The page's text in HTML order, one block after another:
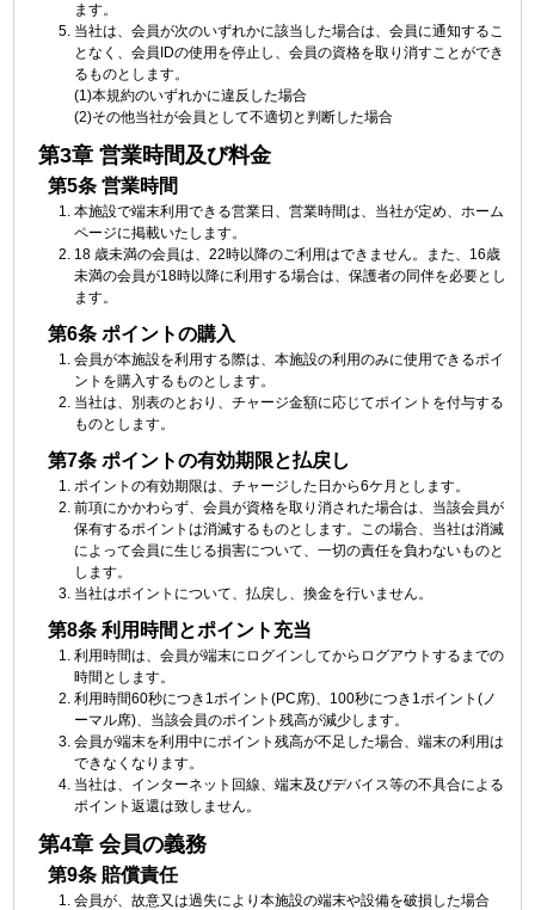
ます。
当社は、会員が次のいずれかに該当した場合は、会員に通知するこ
となく、会員IDの使用を停止し、会員の資格を取り消すことができ
るものとします。
(1)本規約のいずれかに違反した場合
(2)その他当社が会員として不適切と判断した場合
第3章 営業時間及び料金
第5条 営業時間
本施設で端末利用できる営業日、営業時間は、当社が定め、ホーム
ページに掲載いたします。
18 歳未満の会員は、22時以降のご利用はできません。また、16歳
未満の会員が18時以降に利用する場合は、保護者の同伴を必要とし
ます。
第6条 ポイントの購入
会員が本施設を利用する際は、本施設の利用のみに使用できるポイ
ントを購入するものとします。
当社は、別表のとおり、チャージ金額に応じてポイントを付与する
ものとします。
第7条 ポイントの有効期限と払戻し
ポイントの有効期限は、チャージした日から6ケ月とします。
前項にかかわらず、会員が資格を取り消された場合は、当該会員が
保有するポイントは消滅するものとします。この場合、当社は消滅
によって会員に生じる損害について、一切の責任を負わないものと
します。
当社はポイントについて、払戻し、換金を行いません。
第8条 利用時間とポイント充当
利用時間は、会員が端末にログインしてからログアウトするまでの
時間とします。
利用時間60秒につき1ポイント(PC席)、100秒につき1ポイント(ノ
ーマル席)、当該会員のポイント残高が減少します。
会員が端末を利用中にポイント残高が不足した場合、端末の利用は
できなくなります。
当社は、インターネット回線、端末及びデバイス等の不具合による
ポイント返還は致しません。
第4章 会員の義務
第9条 賠償責任
会員が、故意又は過失により本施設の端末や設備を破損した場合